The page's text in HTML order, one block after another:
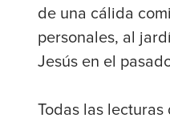
de una cálida
personales, al
Jesús en el
Todas las